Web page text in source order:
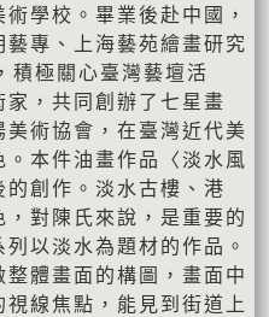
學校。畢業後赴中國，
專、上海藝苑繪畫研究
積極關心臺灣藝壇活
，共同創辦了七星畫
術協會，在臺灣近代美
本件油畫作品〈淡水風
創作。淡水古樓、港
對陳氏來說，是重要的
以淡水為題材的作品。
體畫面的構圖，畫面中
線焦點，能見到街道上